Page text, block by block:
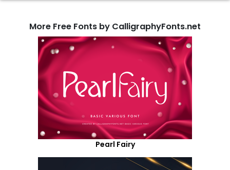
More Free Fonts by CalligraphyFonts.net
Pearl Fairy